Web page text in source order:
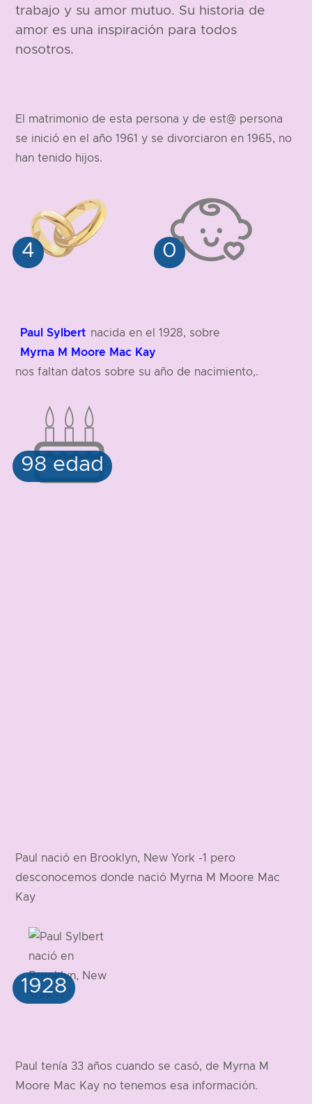
trabajo y su amor mutuo. Su historia de
amor es una inspiración para todos
nosotros.
El matrimonio de esta persona y de est@ persona
se inició en el año 1961 y se divorciaron en 1965, no
han tenido hijos.
Paul Sylbert nacida en el 1928, sobre
Myrna M Moore Mac Kay
nos faltan datos sobre su año de nacimiento,.
Paul nació en Brooklyn, New York -1 pero
desconocemos donde nació Myrna M Moore Mac
Kay
Paul tenía 33 años cuando se casó, de Myrna M
Moore Mac Kay no tenemos esa información.